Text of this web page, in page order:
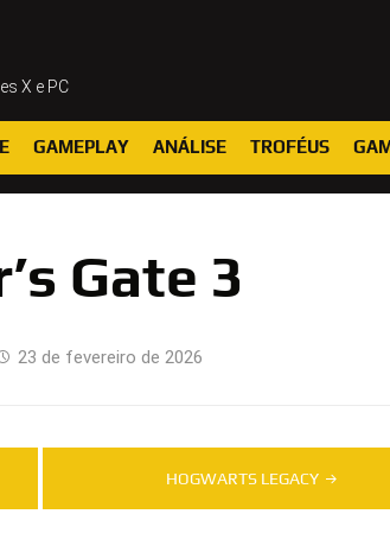
X e PC
GAMEPLAY ANÁLISE TROFÉUS
Gate 3
23 de fevereiro de 2026
HOGWARTS LEGACY